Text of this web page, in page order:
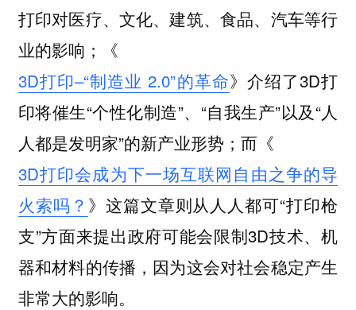
打印对医疗、文化、建筑、食品、汽车等行
业的影响；《
3D打印–“制造业 2.0”的革命》介绍了3D打
印将催生“个性化制造”、“自我生产”以及“人
人都是发明家”的新产业形势；而《
3D打印会成为下一场互联网自由之争的导
火索吗？ 》这篇文章则从人人都可“打印枪
支”方面来提出政府可能会限制3D技术、机
器和材料的传播，因为这会对社会稳定产生
非常大的影响。